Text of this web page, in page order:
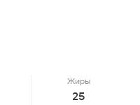
Жиры
25